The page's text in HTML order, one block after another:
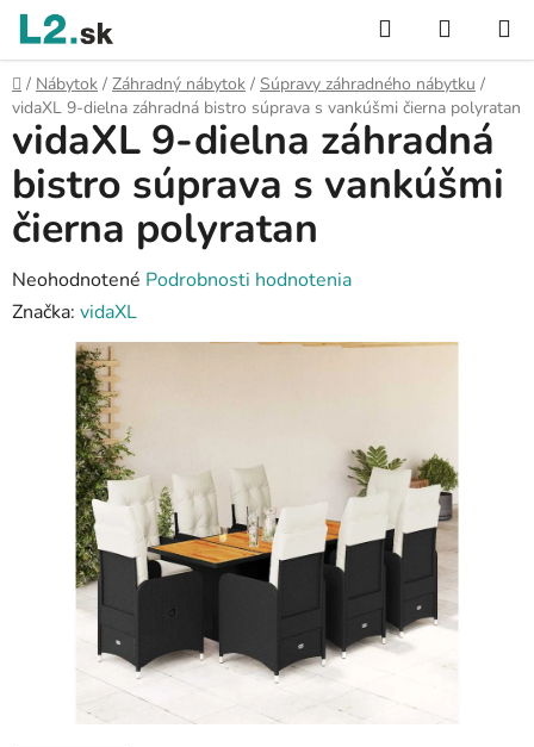
Prejsť
obsah
Hľadať
KOŠÍK
Domov
/ Nábytok / Záhradný nábytok / Súpravy záhradného nábytku /
vidaXL 9-dielna záhradná bistro súprava s vankúšmi čierna polyratan
vidaXL 9-dielna záhradná
bistro súprava s vankúšmi
čierna polyratan
Priemerné
hodnotenie
produktu
hviezdičiek.
Neohodnotené Podrobnosti hodnotenia
Značka: vidaXL